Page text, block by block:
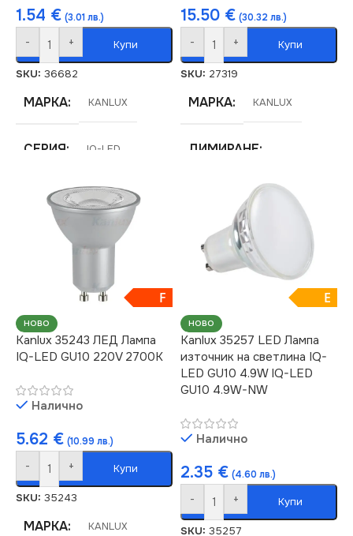
1.54 € (3.01 лв.)
- + Купи
SKU: 36682
МАРКА KANLUX
СЕРИЯ IQ-LED
ВИД LED
ЦОКЪЛ
МОЩНОСТ (W) 3.4
НАПРЕЖЕНИЕ (V)
(LM)
ЦВЕТНА
15.50 € (30.32 лв.)
- + Купи
SKU: 27319
МАРКА KANLUX
ДИМИРАНЕ
СЕРИЯ IQ-LED
ТЕМПЕРАТУРА (K)
4000
ЦОКЪЛ GU10
НАПРЕЖЕНИЕ (V)
220V
МОЩНОСТ (W)
F
НОВО
Kanlux 35243 ЛЕД Лампа
IQ-LED GU10 220V 2700K
Налично
5.62 € (10.99 лв.)
- + Купи
SKU: 35243
МАРКА KANLUX
E
НОВО
Kanlux 35257 LED Лампа
източник на светлина IQ-
LED GU10 4.9W IQ-LED
GU10 4.9W-NW
Налично
2.35 € (4.60 лв.)
- + Купи
SKU: 35257